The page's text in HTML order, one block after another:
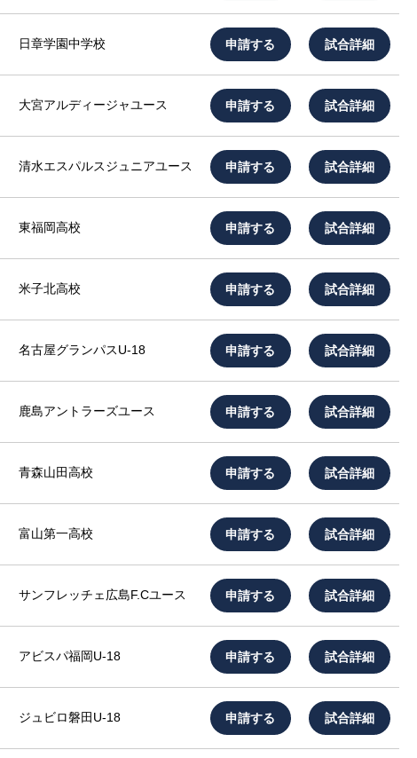
日章学園中学校 申請する 試合詳細
大宮アルディージャユース 申請する 試合詳細
清水エスパルスジュニアユース 申請する 試合詳細
東福岡高校 申請する 試合詳細
米子北高校 申請する 試合詳細
名古屋グランパスU-18 申請する 試合詳細
鹿島アントラーズユース 申請する 試合詳細
青森山田高校 申請する 試合詳細
富山第一高校 申請する 試合詳細
サンフレッチェ広島F.Cユース 申請する 試合詳細
アビスパ福岡U-18 申請する 試合詳細
ジュビロ磐田U-18 申請する 試合詳細